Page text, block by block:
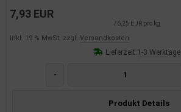
7,93 EUR
76,25 EUR pro kg
inkl. 19 % MwSt. zzgl. Versandkosten
Lieferzeit:1-3 Werktage
-
Produkt Details